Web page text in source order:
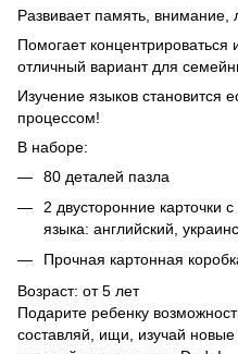
Развивает память, внимание,
Помогает концентрироваться
отличный вариант для
Изучение языков становится
процессом!
В наборе:
80 деталей пазла
2 двусторонние карточки
языка: английский,
Прочная картонная
Возраст: от 5 лет
Подарите ребенку
составляй, ищи, изучай